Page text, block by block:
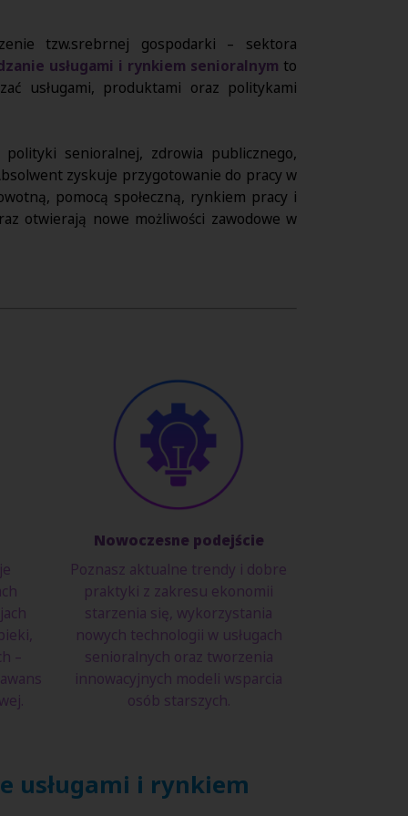
tzw.srebrnej gospodarki – sektora
usługami i rynkiem senioralnym to
usługami, produktami oraz politykami
senioralnej, zdrowia publicznego,
zyskuje przygotowanie do pracy w
pomocą społeczną, rynkiem pracy i
otwierają nowe możliwości zawodowe w
–
Nowoczesne podejście
Poznasz aktualne trendy i dobre
praktyki z zakresu ekonomii
starzenia się, wykorzystania
nowych technologii w usługach
senioralnych oraz tworzenia
innowacyjnych modeli wsparcia
osób starszych.
usługami i rynkiem